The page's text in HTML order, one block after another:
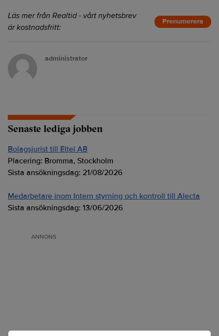
Läs mer från Realtid - vårt nyhetsbrev
är kostnadsfritt:
Prenumerera
administrator
Senaste lediga jobben
Bolagsjurist till Eltel AB
Placering: Bromma, Stockholm
Sista ansökningsdag: 21/08/2026
Medarbetare inom Intern styrning och kontroll till Alecta
Sista ansökningsdag: 13/06/2026
ANNONS